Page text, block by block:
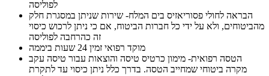
לפוליסה
הבראה לחולי פסוריאזיס בים המלח- שירות שניתן במסגרת חלק
מהביטוחים, ולא על ידי כל חברות הביטוח, אם כי ניתן לרכוש כיסוי
זה כהרחבה לפוליסה
מוקד רפואי זמין 24 שעות ביממה
הטסה רפואית- מימון כרטיס טיסה והוצאות עבור טיסה עקב
מקרה ביטוחי שמחייב הטסה. בדרך כלל ניתן כיסוי עד לתקרת